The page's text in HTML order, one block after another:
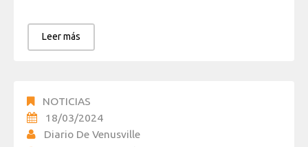
Leer más
NOTICIAS
18/03/2024
Diario De Venusville